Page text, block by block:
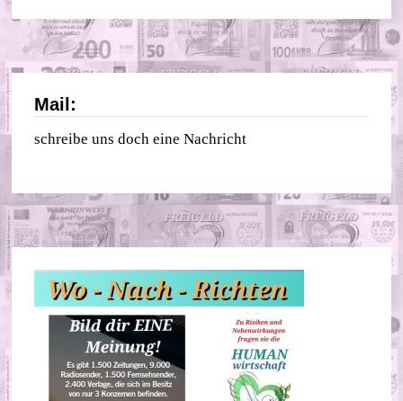
Mail:
schreibe uns doch eine Nachricht